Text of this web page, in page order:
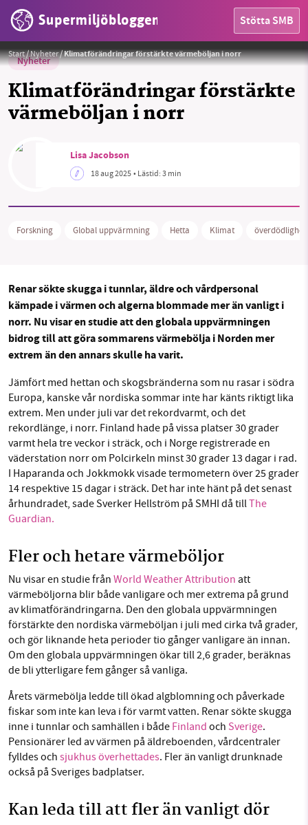
Supermiljöbloggen Stötta SMB
OMRÅDEN
MILJÖFAKTA
Sök Sparade inlägg Tipsa oss
Start/Nyheter/Klimatförändringar förstärkte värmeböljan i norr
Nyheter
Klimatförändringar förstärkte
värmeböljan i norr
Foto:PBS Learning Media
Lisa Jacobson
18 aug 2025• Lästid:3 min
Forskning Global uppvärmning Hetta Klimat överdödlighet
Renar sökte skugga i tunnlar, äldre och vårdpersonal
kämpade i värmen och algerna blommade mer än vanligt i
norr. Nu visar en studie att den globala uppvärmningen
bidrog till att göra sommarens värmebölja i Norden mer
extrem än den annars skulle ha varit.
Jämfört med hettan och skogsbränderna som nu rasar i södra
Europa, kanske vår nordiska sommar inte har känts riktigt lika
extrem. Men under juli var det rekordvarmt, och det
rekordlänge, i norr. Finland hade på vissa platser 30 grader
varmt hela tre veckor i sträck, och i Norge registrerade en
väderstation norr om Polcirkeln minst 30 grader 13 dagar i rad.
I Haparanda och Jokkmokk visade termometern över 25 grader
14 respektive 15 dagar i sträck. Det har inte hänt på det senast
århundradet, sade Sverker Hellström på SMHI då tillThe
Guardian.
Fler och hetare värmeböljor
Nu visar en studie från World Weather Attribution att
värmeböljorna blir både vanligare och mer extrema på grund
av klimatförändringarna. Den den globala uppvärmningen
förstärkte den nordiska värmeböljan i juli med cirka två grader,
och gör liknande heta perioder tio gånger vanligare än innan.
Om den globala uppvärmningen ökar till 2,6 grader, beräknas
de bli ytterligare fem gånger så vanliga.
Årets värmebölja ledde till ökad algblomning och påverkade
fiskar som inte kan leva i för varmt vatten. Renar sökte skugga
inne i tunnlar och samhällen i både Finland och Sverige.
Pensionärer led av värmen på äldreboenden, vårdcentraler
fylldes och sjukhus överhettades. Fler än vanligt drunknade
också på Sveriges badplatser.
Kan leda till att fler än vanligt dör
starten 2010 har vår ideella redaktion drivit
miljödebatten framåt genom
nyhetsbevakning och granskningar. Nu vill vi
utveckla vårt arbete – och vi hoppas att du
vill hjälpa oss.
Stötta vårt arbete genom att swisha en slant till
Läs vad vi vill göra